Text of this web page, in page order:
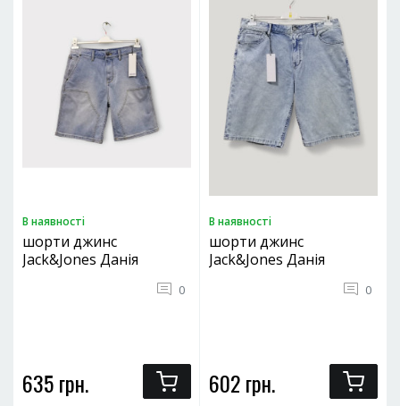
В наявностi
шорти джинс
Jack&Jones Данія
0
635 грн.
В наявностi
шорти джинс
Jack&Jones Данія
0
602 грн.